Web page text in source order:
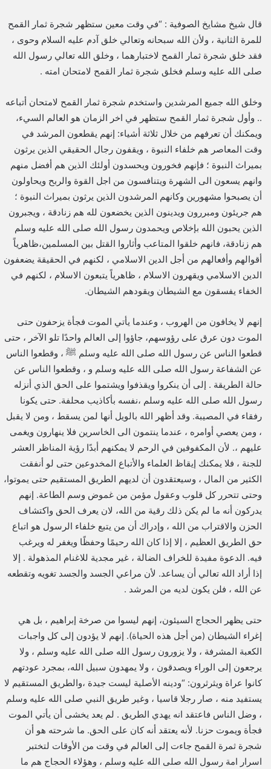
قال شيخ مشايخ الصوفية : “في وقت معين ستظهر شجرة ثمار القمح
للمرة الثانية ، ولأن الله سبحانه وتعالي خلق آدم عليه السلام وحوى ،
فقد خلق شجرة ثمار القمح لاختبارهما ، وخلق الله تعالي رسول الله
صلى الله عليه وسلم فخلق شجرة ثمار القمح لامتحان امته .
وخلق الله جميع المرشدين واستخدم شجرة ثمار القمح لامتحان أتباعه
.. وأول شجرة ثمار القمح ستظهر في اخر الزمان هو العالم السيء،
ويمكنك أن تعرفهم من خلال ثلاثة أشياء: إنهم يقطعون المرشد في
وقت المعاصر هم خلفاء النبوة ، ويقفون رجال الحقيقي الذين يرثون
بميراث النبوة ؛ فإنهم فخورون ويحسدون أولئك الذين هم أفضل منهم
وانهم يسعون الى الشهرة ويتنافسون من اجل القوة والربح ويحاولون
أن يصبحوا مشهورين وكانهم المرشدون الذين يرثون بميراث النبوة ؛
هم جريئون ومبررون ويدينون الذين يخضعون لله هم زنادقة ، ويجبرون
الذين يحبون الله بإخلاص ويحمدون رسول الله صلى الله عليه وسلم
هم زنادقة، فانهم خلقوا المتاعب وأثاروا القتل بين المسلمين،ظاهرياً
أقوالهم وأفعالهم من أجل الدين الاسلامي ، لكنهم في الحقيقة يضعفون
الدين الاسلامي ويقهرون الاسلام ، ظاهرياً يتبعون الاسلام ، لكنهم في
الخفاء يفسقون مع الشيطان ويقودهم الشيطان.
إنهم لا يخافون من الهروب ، وعندما يأتي الموت فجأة يزحفون حتى
الموت دون عرق على رؤوسهم، جاؤوا إلى العالم واحدًا تلو الآخر ، حتى
قطعوا الناس عن رسول الله صلى الله عليه وسلم ﷺ ، وقطعوا الناس
عن الشفاعة رسول الله صلى الله عليه وسلم و ، وقطعوا الناس عن
حالة الطريقة . إلى أن ينكروا ويقذفوا ويشتموا على الحق الذي أنزله
رسول الله صلى الله عليه وسلم ،نفسه بأكاذيب محلفة. حتى يكونا
رفقاء في المصيبة. وقد أظهر الله بالويل أنها لمن يسقط ، ومن لا يقبل
، ومن يعصي أوامره ، عندما ينتمون الى الخاسرين فلا ينهارون ويغمى
عليهم ،. لأن المكفوفين في الرحم لا يمكنهم أبدًا رؤية المناظر العشر
للجنة ، فلا يمكنك إيقاظ العلماء والأتباع المخدوعين حتى لو أنفقت
الكثير من المال ، وسيعتقدون أن لديهم الطريق المستقيم حتى يموتوا،
وحتى تتحرر كل قلوب وعقول مؤمن من غموض وسم الطاعة. إنهم
يدركون أنه ما لم يكن ذلك رقية من الله، لان يعرف الحق واكتشاف
الحزن والاقتراب من الله ، وإدراك أن من يتبع خلفاء الرسول هو اتباع
حق الطريق العظيم ، إلا إذا كان الله رحيمًا وحفظًا ويغفر له ويرغب
فيه. الدعوة مفيدة للخراف الضالة ، غير مجدية للاغنام المذهولة . إلا
إذا أراد الله تعالي أن يساعد. لأن مراعي الجسد والجسد تغويه وتقطعه
عن الله ، فلن يكون لديه من المرشد .
حتى يظهر الحجاج السيئون، إنهم ليسوا من صرخة إبراهيم ، بل هي
إغراء الشيطان (من أجل هذه الحياة). إنهم لا يؤدون إلى كل واجبات
الكعبة المشرفة ، ولا يزورون رسول الله صلى الله عليه وسلم ، ولا
يرجعون إلى الوراء ويصدقون ، ولا يمهدون سبيل الله، بمجرد عودتهم
كانوا عراة ويثرثرون: “ودينه الأصلية ليست جيدة ،والطريق المستقيم لا
يستفيد منه ، صار رجلا قاسيا ، وغير طريق النبي صلى الله عليه وسلم
، وضل الناس فاعتقد انه يهدي الطريق . لم يعد يخشى أن يأتي الموت
فجأة ويموت حزنا. لأنه يعتقد أنه كان على الحق. ما شرحته هو أن
شجرة ثمرة القمح جاءت إلى العالم في وقت من الأوقات لتختبر
اسرار امة رسول الله صلى الله عليه وسلم ، وهؤلاء الحجاج هم ما